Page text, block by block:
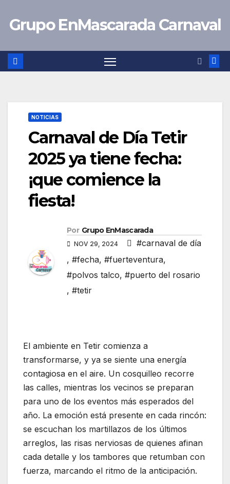
Grupo EnMascarada Carnaval
NOTICIAS
Carnaval de Día Tetir
2025 ya tiene fecha:
¡que comience la
fiesta!
Por Grupo EnMascarada
NOV 29, 2024
#carnaval de día
, #fecha, #fuerteventura,
#polvos talco, #puerto del rosario
, #tetir
El ambiente en Tetir comienza a
transformarse, y ya se siente una energía
contagiosa en el aire. Un cosquilleo recorre
las calles, mientras los vecinos se preparan
para uno de los eventos más esperados del
año. La emoción está presente en cada rincón:
se escuchan los martillazos de los últimos
arreglos, las risas nerviosas de quienes afinan
cada detalle y los tambores que retumban con
fuerza, marcando el ritmo de la anticipación.